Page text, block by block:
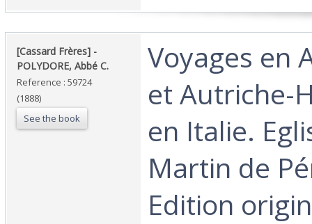
‎[Cassard Frères] - ‎
‎POLYDORE, Abbé C.‎
Reference : 59724
(1888)
See the book
‎Voyages en
et Autriche-
en Italie.
Martin de
Edition